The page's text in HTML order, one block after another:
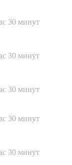
30 минут
30 минут
30 минут
30 минут
30 минут